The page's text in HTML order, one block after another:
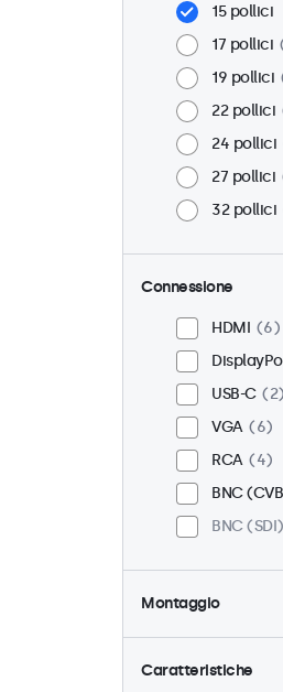
15 pollici
17 pollici
19 pollici
22 pollici
24 pollici
27 pollici
32 pollici
Connessione
HDMI
6
USB-C
2
VGA
6
RCA
4
BNC
BNC (SDI)
Montaggio
Scrivania
Parete
Caratteristiche